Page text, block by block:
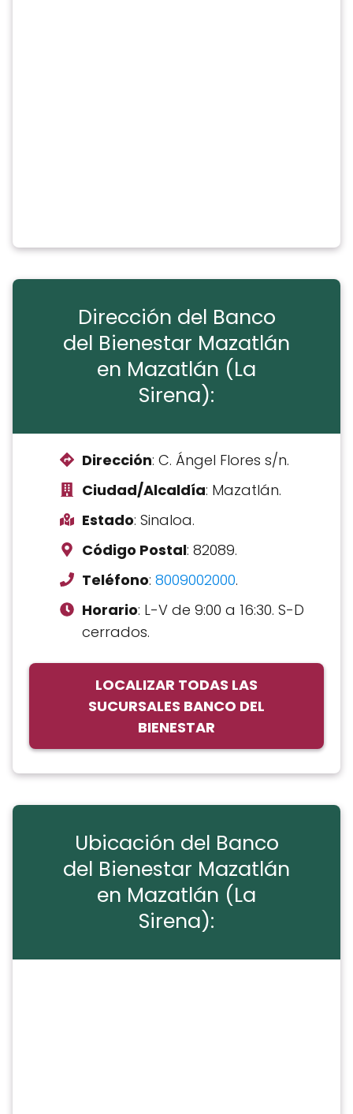
Dirección del Banco
del Bienestar Mazatlán
en Mazatlán (La
Sirena):
Dirección: C. Ángel Flores s/n.
Ciudad/Alcaldía: Mazatlán.
Estado: Sinaloa.
Código Postal: 82089.
Teléfono: 8009002000.
Horario: L-V de 9:00 a 16:30. S-D
cerrados.
LOCALIZAR TODAS LAS
SUCURSALES BANCO DEL
BIENESTAR
Ubicación del Banco
del Bienestar Mazatlán
en Mazatlán (La
Sirena):